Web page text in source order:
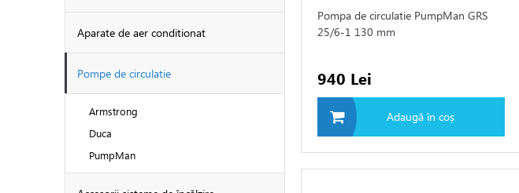
Aparate de aer conditionat
Pompe de circulatie
Armstrong
Duca
PumpMan
Pompa de circulatie PumpMan GRS
25/6-1 130 mm
940 Lei
Adaugă în coș